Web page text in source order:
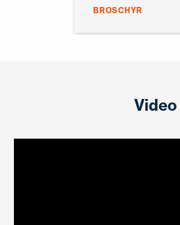
BROSCHYR
Video